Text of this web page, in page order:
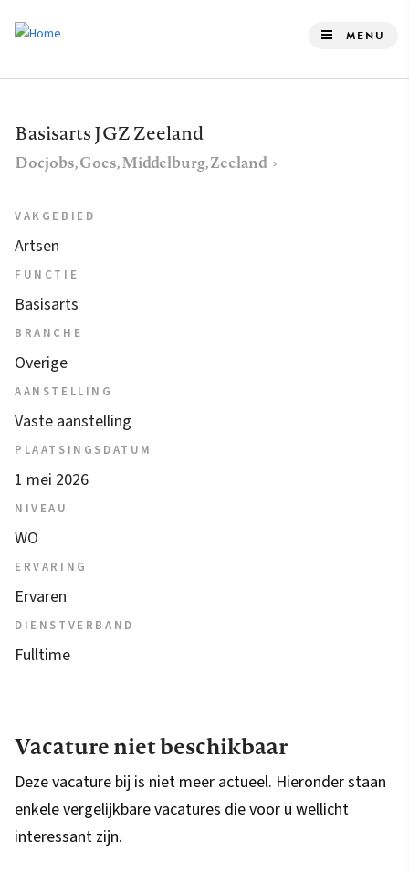
de
gaan
MENU
Basisarts JGZ Zeeland
Docjobs, Goes, Middelburg, Zeeland
VAKGEBIED
Artsen
FUNCTIE
Basisarts
BRANCHE
Overige
AANSTELLING
Vaste aanstelling
PLAATSINGSDATUM
1 mei 2026
NIVEAU
WO
ERVARING
Ervaren
DIENSTVERBAND
Fulltime
Vacature niet beschikbaar
Deze vacature bij is niet meer actueel. Hieronder staan
enkele vergelijkbare vacatures die voor u wellicht
interessant zijn.